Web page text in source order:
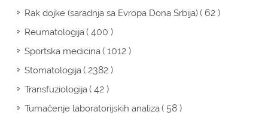
Rak dojke (saradnja sa Evropa Dona Srbija)( 62 )
Reumatologija( 400 )
Sportska medicina( 1012 )
Stomatologija( 2382 )
Transfuziologija( 42 )
Tumačenje laboratorijskih analiza( 58 )